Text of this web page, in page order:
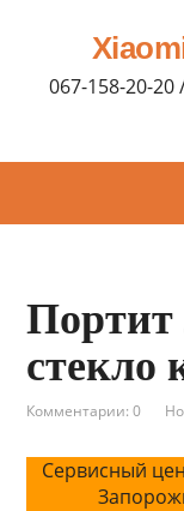
067-158-20-
Портит
стекло
Комментарии: 0
Сервисный